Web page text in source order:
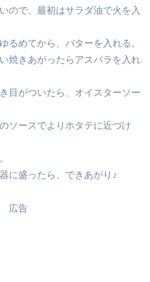
で、最初はサラダ油で火を入
めてから、バターを入れる。
きあがったらアスパラを入れ
がついたら、オイスターソー
ースでよりホタテに近づけ
盛ったら、できあがり♪
広告